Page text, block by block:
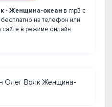
- Женщина-океан в mp3 с
на телефон или
сайте в режиме онлайн
Олег Волк Женщина-